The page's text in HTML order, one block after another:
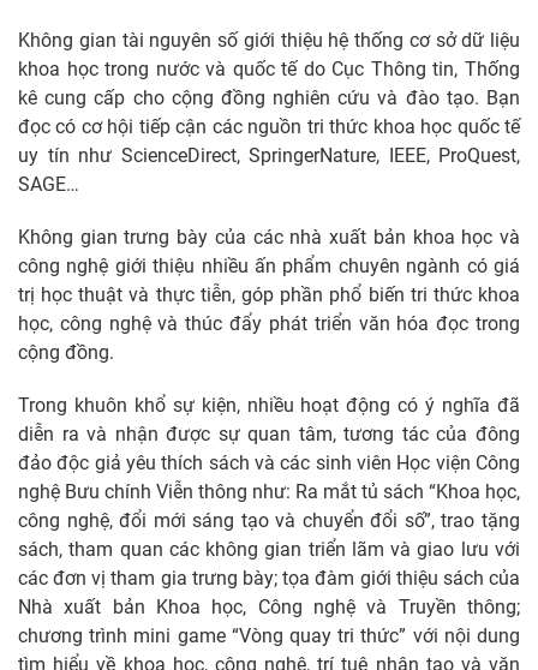
Không gian tài nguyên số giới thiệu hệ thống cơ sở dữ liệu
khoa học trong nước và quốc tế do Cục Thông tin, Thống
kê cung cấp cho cộng đồng nghiên cứu và đào tạo. Bạn
đọc có cơ hội tiếp cận các nguồn tri thức khoa học quốc tế
uy tín như ScienceDirect, SpringerNature, IEEE, ProQuest,
SAGE…
Không gian trưng bày của các nhà xuất bản khoa học và
công nghệ giới thiệu nhiều ấn phẩm chuyên ngành có giá
trị học thuật và thực tiễn, góp phần phổ biến tri thức khoa
học, công nghệ và thúc đẩy phát triển văn hóa đọc trong
cộng đồng.
Trong khuôn khổ sự kiện, nhiều hoạt động có ý nghĩa đã
diễn ra và nhận được sự quan tâm, tương tác của đông
đảo độc giả yêu thích sách và các sinh viên Học viện Công
nghệ Bưu chính Viễn thông như: Ra mắt tủ sách “Khoa học,
công nghệ, đổi mới sáng tạo và chuyển đổi số”, trao tặng
sách, tham quan các không gian triển lãm và giao lưu với
các đơn vị tham gia trưng bày; tọa đàm giới thiệu sách của
Nhà xuất bản Khoa học, Công nghệ và Truyền thông;
chương trình mini game “Vòng quay tri thức” với nội dung
tìm hiểu về khoa học, công nghệ, trí tuệ nhân tạo và văn